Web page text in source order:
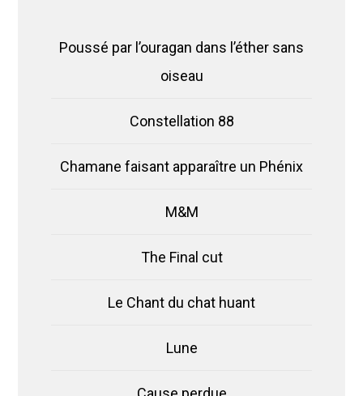
Poussé par l’ouragan dans l’éther sans
oiseau
Constellation 88
Chamane faisant apparaître un Phénix
M&M
The Final cut
Le Chant du chat huant
Lune